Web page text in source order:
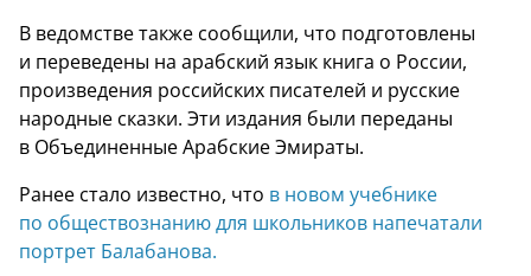
В ведомстве также сообщили, что подготовлены
и переведены на арабский язык книга о России,
произведения российских писателей и русские
народные сказки. Эти издания были переданы
в Объединенные Арабские Эмираты.
Ранее стало известно, что в новом учебнике
по обществознанию для школьников напечатали
портрет Балабанова.